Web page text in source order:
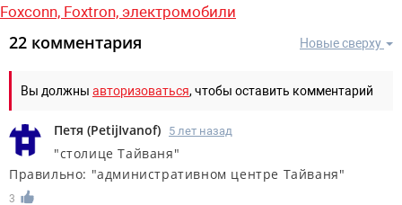
Foxconn, Foxtron, электромобили
Новые сверху
22 комментария
Вы должны авторизоваться, чтобы оставить комментарий
Петя (PetijIvanof) 5 лет назад
"столице Тайваня"
Правильно: "административном центре Тайваня"
3